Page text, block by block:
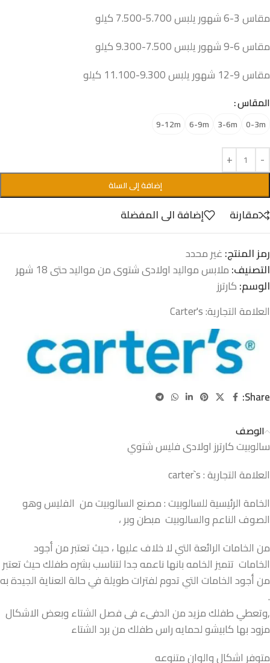
مقاس 3-6 شهور يلبس 5.700-7.500 كيلو
مقاس 6-9 شهور يلبس 7.500-9.300 كيلو
مقاس 9-12 شهور يلبس 9.300-11.100 كيلو
المقاس
0-3m
3-6m
6-9m
9-12m
إضافة إلى السلة
مقارنة
إضافة الى المفضلة
رمز المنتج:غير محدد
التصنيف:ملابس مواليد اولادى شتوى من مواليد حتى 18 شهر
الوسم:كارترز
العلامة التجارية:Carter's
Share:
الوصف
سالوبيت كارترز اولادى فليس شتوي
العلامة التجارية : carter`s
الخامة الرئيسية للسالوبيت : مصنع السالوبيت من الفليس وهو
الصوف الناعم والسالوبيت مبطن وبر ،
من الخامات الرائعة التي لا خلاف عليها ، حيث تعتبر من أجود
الخامات تتميز الخامه بانها ناعمه جدا لتناسب بشره طفلك حيث تعتبر
من أجود الخامات التي تدوم لفترات طويلة في حالة العناية الجيدة به
.
,وتعطي طفلك مزيد من الدفىء فى فصل الشتاء وبعض الاشكال
مزود بها كابيشو لحمايه راس طفلك من برد الشتاء
متوفر اشكال والوان متنوعه